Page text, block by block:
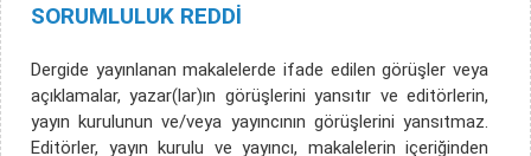
SORUMLULUK REDDİ
Dergide yayınlanan makalelerde ifade edilen görüşler veya
açıklamalar, yazar(lar)ın görüşlerini yansıtır ve editörlerin,
yayın kurulunun ve/veya yayıncının görüşlerini yansıtmaz.
Editörler, yayın kurulu ve yayıncı, makalelerin içeriğinden